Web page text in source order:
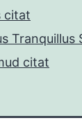
citat
citat